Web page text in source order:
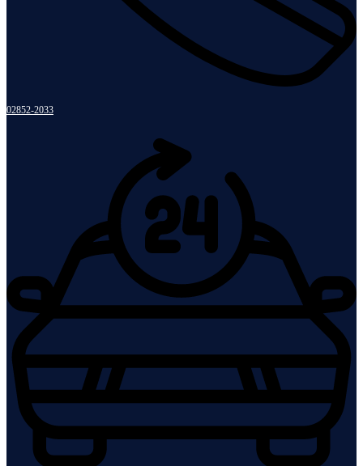
02852-2033